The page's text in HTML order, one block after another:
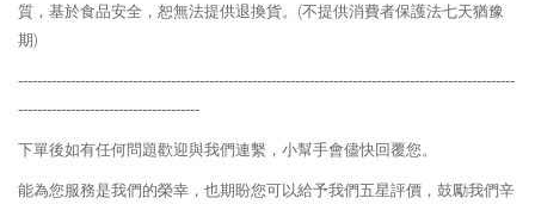
質，基於食品安全，恕無法提供退換貨。 (不提供消費者保護法七天猶豫
期)
--------------------------------------------------------------------------------------------------------
--------------------------------------
下單後如有任何問題歡迎與我們連繫，小幫手會儘快回覆您。
能為您服務是我們的榮幸，也期盼您可以給予我們五星評價，鼓勵我們辛